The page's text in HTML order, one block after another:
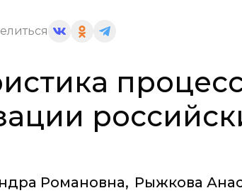
Романовна, Рыжкова